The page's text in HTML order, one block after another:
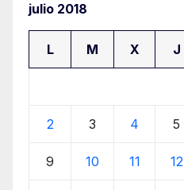
julio 2018
L M X J
2 3 4 5
9 10 11 12